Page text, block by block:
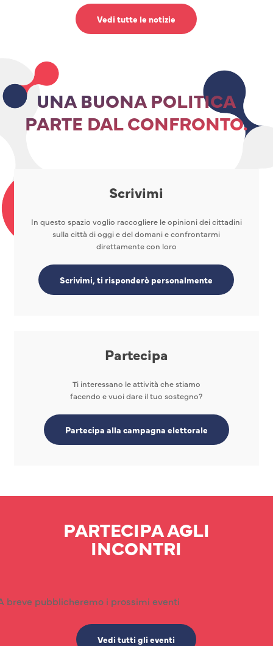
Vedi tutte le notizie
UNA BUONA POLITICA
PARTE DAL CONFRONTO.
Scrivimi
In questo spazio voglio raccogliere le opinioni dei cittadini
sulla città di oggi e del domani e confrontarmi
direttamente con loro
Scrivimi, ti risponderò personalmente
Partecipa
Ti interessano le attività che stiamo
facendo e vuoi dare il tuo sostegno?
Partecipa alla campagna elettorale
PARTECIPA AGLI
INCONTRI
breve pubblicheremo i prossimi eventi
Vedi tutti gli eventi